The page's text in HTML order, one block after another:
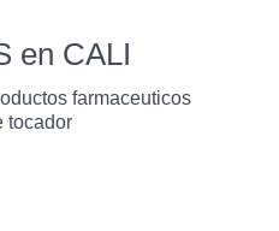
en CALI
farmaceuticos
tocador